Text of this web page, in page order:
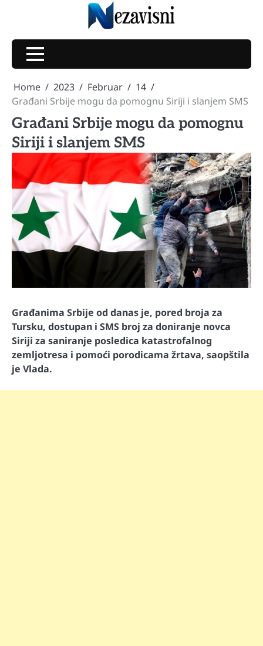
Home 2023 Februar
14
Građani Srbije mogu da pomognu Siriji i slanjem SMS
Građani Srbije mogu da pomognu
Siriji i slanjem SMS
Građanima Srbije od danas je, pored broja za
Tursku, dostupan i SMS broj za doniranje novca
Siriji za saniranje posledica katastrofalnog
zemljotresa i pomoći porodicama žrtava, saopštila
je Vlada.